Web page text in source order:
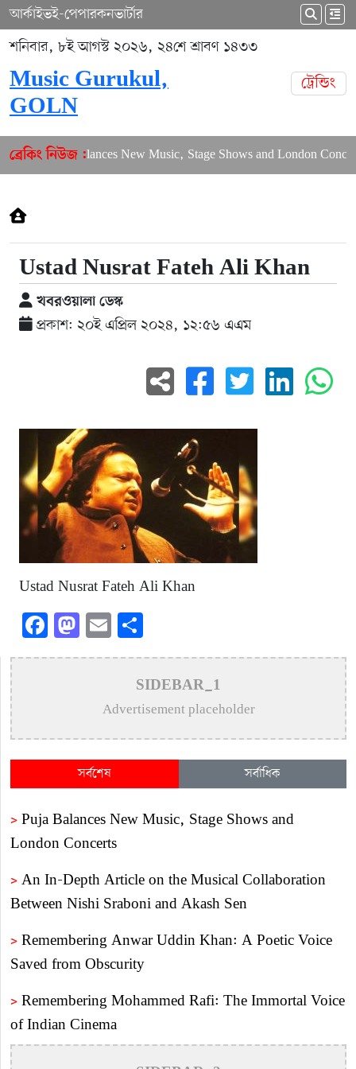
আর্কাইভই-পেপারকনভার্টার
শনিবার, ৮ই আগস্ট ২০২৬, ২৪শে শ্রাবণ ১৪৩৩
Music Gurukul,
GOLN
ট্রেন্ডিং
ব্রেকিং নিউজ :
Puja Balances New Music, Stage Shows and London Concerts
Ustad Nusrat Fateh Ali Khan
খবরওয়ালা ডেস্ক
প্রকাশ: ২০ই এপ্রিল ২০২৪, ১২:৫৬ এএম
Ustad Nusrat Fateh Ali Khan
Facebook
Mastodon
Email
SIDEBAR_1
Advertisement placeholder
সর্বশেষ সর্বাধিক
> Puja Balances New Music, Stage Shows and
London Concerts
> An In-Depth Article on the Musical Collaboration
Between Nishi Sraboni and Akash Sen
> Remembering Anwar Uddin Khan: A Poetic Voice
Saved from Obscurity
> Remembering Mohammed Rafi: The Immortal Voice
of Indian Cinema
>
Katy Perry Expresses Outrage After Trump White